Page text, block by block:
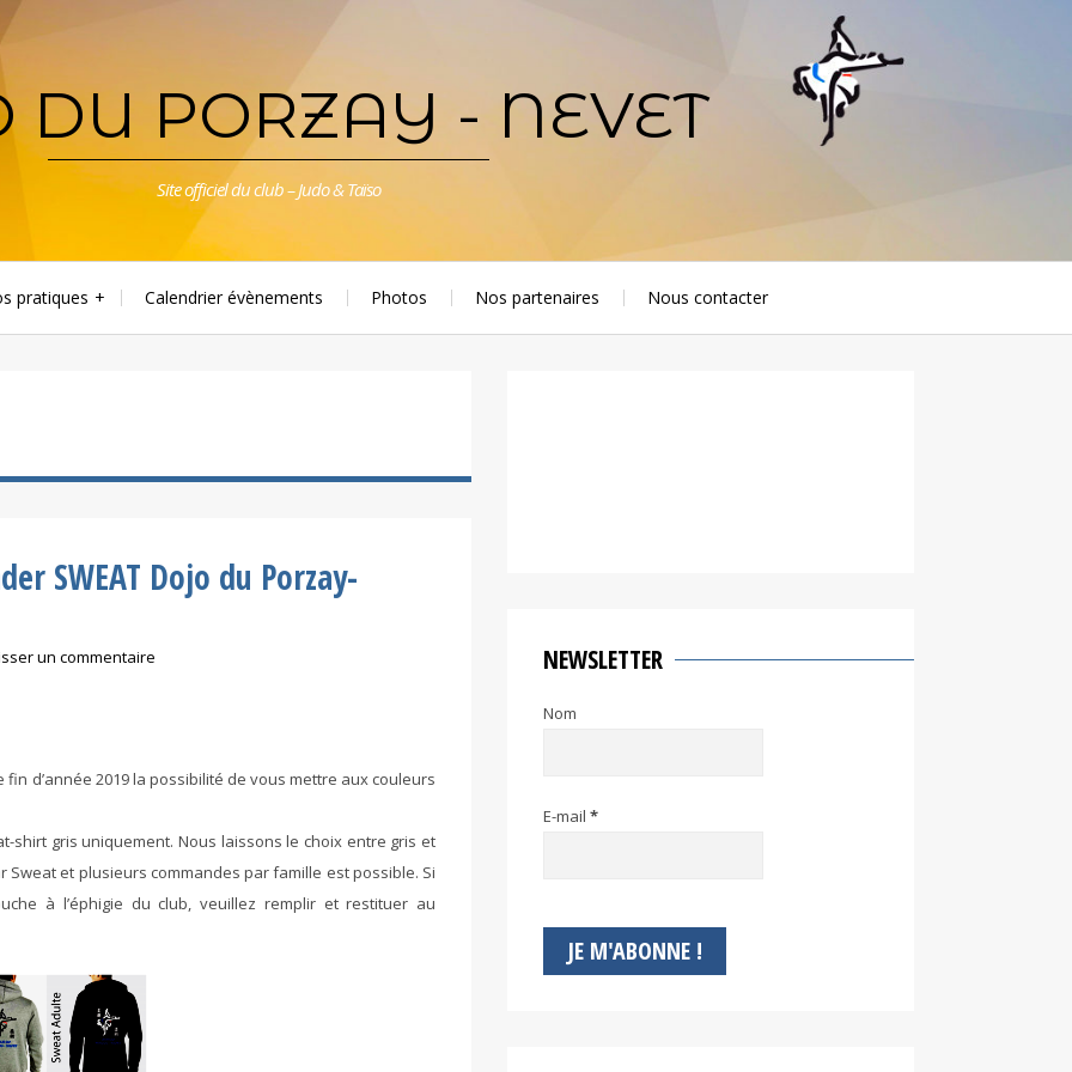
DU PORZAY - NEVET
Site officiel du club – Judo & Taïso
pratiques Calendrier évènements Photos Nos partenaires Nous contacter
SWEAT Dojo du Porzay-
un commentaire
d’année 2019 la possibilité de vous mettre aux couleurs
shirt gris uniquement. Nous laissons le choix entre gris et
et plusieurs commandes par famille est possible. Si
à l’éphigie du club, veuillez remplir et restituer au
NEWSLETTER
Nom
E-mail *